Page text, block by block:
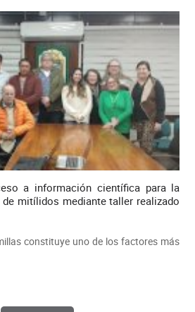
a información científica para la
mitílidos mediante taller realizado
constituye uno de los factores más